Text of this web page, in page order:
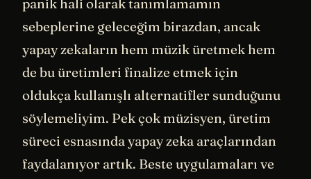
panik hali olarak tanımlamamın
sebeplerine geleceğim birazdan, ancak
yapay zekaların hem müzik üretmek hem
de bu üretimleri finalize etmek için
oldukça kullanışlı alternatifler sunduğunu
söylemeliyim. Pek çok müzisyen, üretim
süreci esnasında yapay zeka araçlarından
faydalanıyor artık. Beste uygulamaları ve